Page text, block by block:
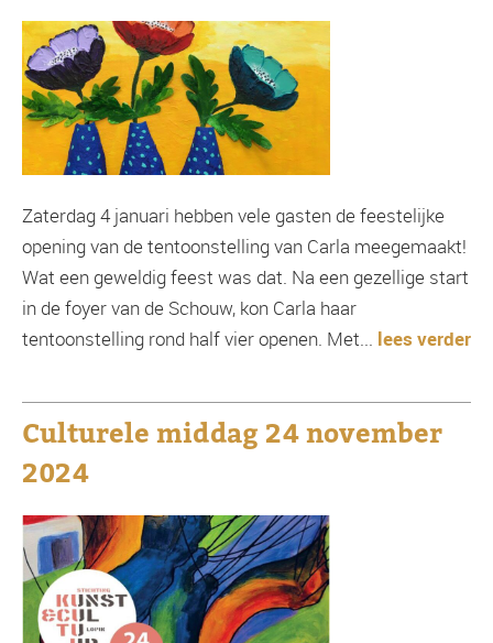
Zaterdag 4 januari hebben vele gasten de feestelijke
opening van de tentoonstelling van Carla meegemaakt!
Wat een geweldig feest was dat. Na een gezellige start
in de foyer van de Schouw, kon Carla haar
tentoonstelling rond half vier openen. Met... lees verder
Culturele middag 24 november
2024